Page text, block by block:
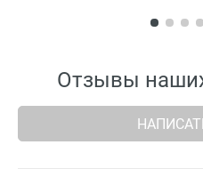
Отзывы